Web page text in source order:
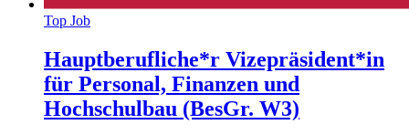
Top Job
Hauptberufliche*r Vizepräsident*in
für Personal, Finanzen und
Hochschulbau (BesGr. W3)